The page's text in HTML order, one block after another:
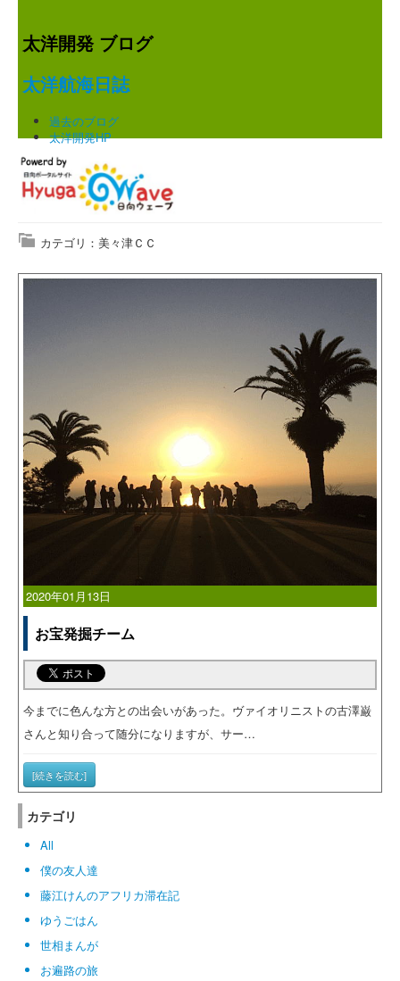
太洋開発 ブログ
太洋航海日誌
過去のブログ
太洋開発HP
カテゴリ：美々津ＣＣ
2020年01月13日
お宝発掘チーム
今までに色んな方との出会いがあった。ヴァイオリニストの古澤巌
さんと知り合って随分になりますが、サー…
[続きを読む]
カテゴリ
All
僕の友人達
藤江けんのアフリカ滞在記
ゆうごはん
世相まんが
お遍路の旅